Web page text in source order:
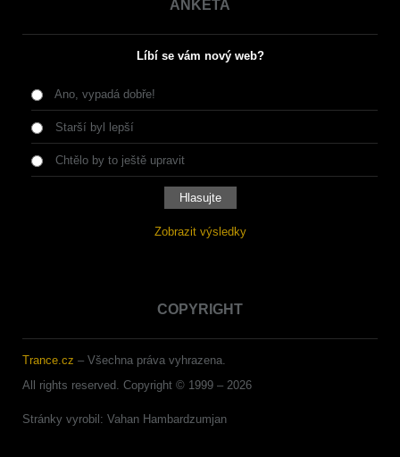
ANKETA
Líbí se vám nový web?
Ano, vypadá dobře!
Starší byl lepší
Chtělo by to ještě upravit
Zobrazit výsledky
COPYRIGHT
Trance.cz – Všechna práva vyhrazena.
All rights reserved. Copyright © 1999 – 2026
Stránky vyrobil: Vahan Hambardzumjan